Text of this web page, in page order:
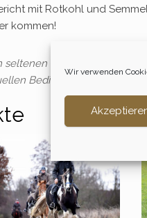
Wir verwenden
mit Rotkohl und
kommen!
Fällen möglichen
Bedingungen.